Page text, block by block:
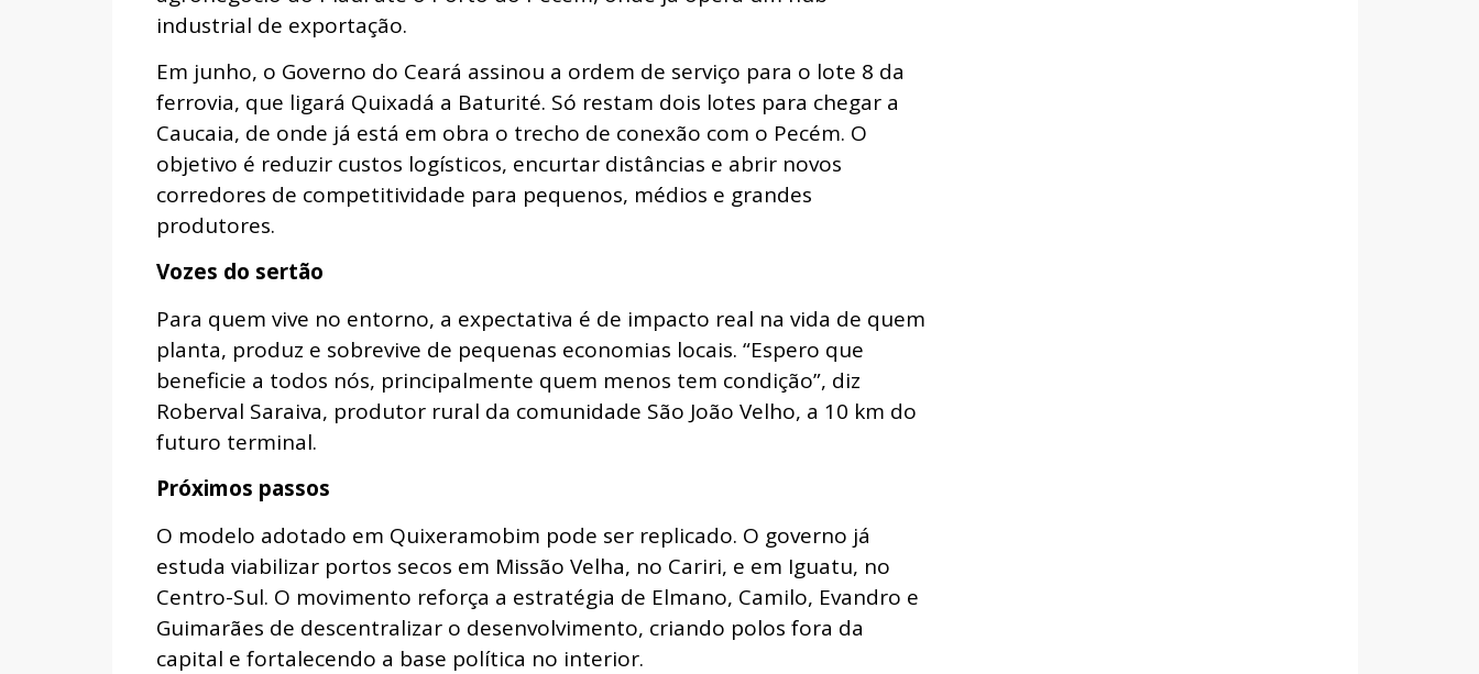
industrial de exportação.
Em junho, o Governo do Ceará assinou a ordem de serviço para o lote 8 da
ferrovia, que ligará Quixadá a Baturité. Só restam dois lotes para chegar a
Caucaia, de onde já está em obra o trecho de conexão com o Pecém. O
objetivo é reduzir custos logísticos, encurtar distâncias e abrir novos
corredores de competitividade para pequenos, médios e grandes
produtores.
Vozes do sertão
Para quem vive no entorno, a expectativa é de impacto real na vida de quem
planta, produz e sobrevive de pequenas economias locais. “Espero que
beneficie a todos nós, principalmente quem menos tem condição”, diz
Roberval Saraiva, produtor rural da comunidade São João Velho, a 10 km do
futuro terminal.
Próximos passos
O modelo adotado em Quixeramobim pode ser replicado. O governo já
estuda viabilizar portos secos em Missão Velha, no Cariri, e em Iguatu, no
Centro-Sul. O movimento reforça a estratégia de Elmano, Camilo, Evandro e
Guimarães de descentralizar o desenvolvimento, criando polos fora da
capital e fortalecendo a base política no interior.